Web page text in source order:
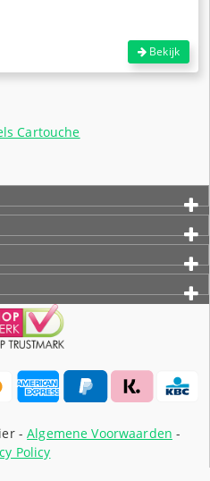
Bekijk
Cartouche
-Algemene Voorwaarden -
Policy